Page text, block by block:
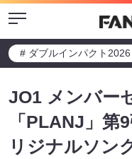
Menu
# ダブルインパクト2026
JO1 メンバー
「PLANJ」第
リジナルソン